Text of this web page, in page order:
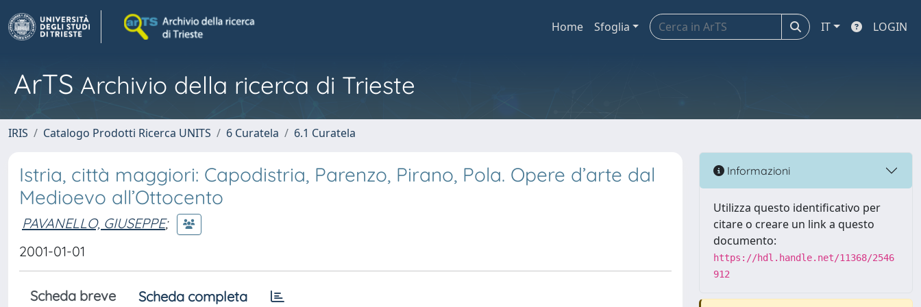
Home Sfoglia IT LOGIN
ArTS Archivio della ricerca di Trieste
IRIS Catalogo Prodotti Ricerca UNITS 6 Curatela 6.1 Curatela
Istria, città maggiori: Capodistria, Parenzo, Pirano, Pola. Opere d’arte dal
Medioevo all’Ottocento
PAVANELLO, GIUSEPPE;
2001-01-01
Scheda breve Scheda completa
Informazioni
Utilizza questo identificativo per
citare o creare un link a questo
documento:
https://hdl.handle.net/11368/2546
912